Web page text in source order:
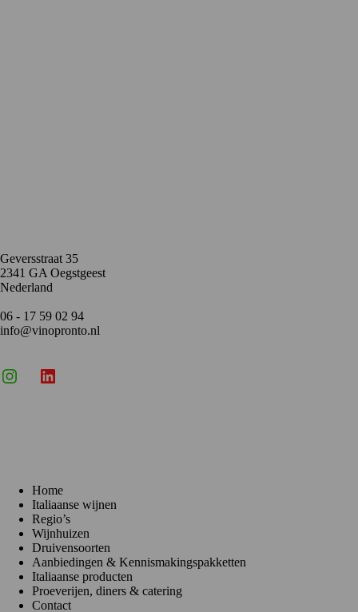
Geversstraat 35
2341 GA Oegstgeest
Nederland
06 - 17 59 02 94
info@vinopronto.nl
InstagramLinkedIn
Home
Italiaanse wijnen
Regio’s
Wijnhuizen
Druivensoorten
Aanbiedingen & Kennismakingspakketten
Italiaanse producten
Proeverijen, diners & catering
Contact